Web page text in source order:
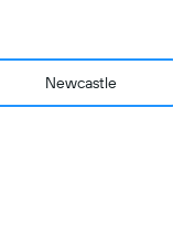
Newcastle